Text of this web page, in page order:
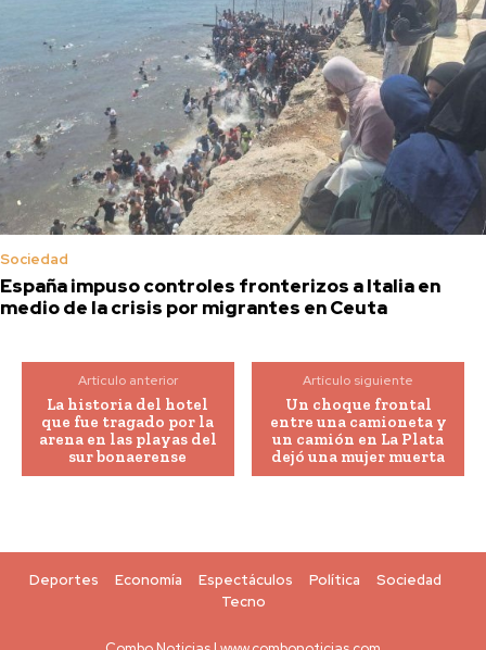
Sociedad
España impuso controles fronterizos a Italia en
medio de la crisis por migrantes en Ceuta
Artículo anterior
La historia del hotel
que fue tragado por la
arena en las playas del
sur bonaerense
Artículo siguiente
Un choque frontal
entre una camioneta y
un camión en La Plata
dejó una mujer muerta
Deportes Economía Espectáculos Política
Sociedad
Tecno